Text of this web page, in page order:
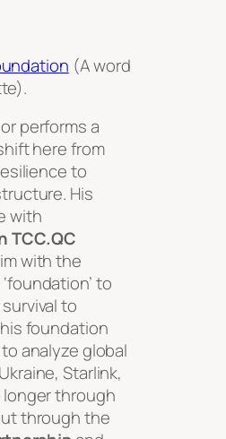
(A word
performs a
here from
to
His
with
TCC.QC
with the
to
to
foundation
analyze global
Starlink,
through
through the